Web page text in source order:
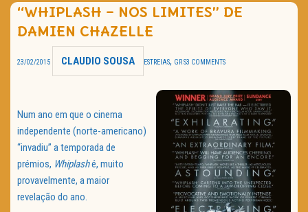
HOME CINEMA
NOTA PESSOAL
TRAILER DO DIA
“WHIPLASH – NOS LIMITES” DE
DAMIEN CHAZELLE
23/02/2015 CLAUDIO SOUSA ESTREIAS, GR S3 COMMENTS
Num ano em que o cinema
independente (norte-americano)
“invadiu” a temporada de
prémios, Whiplashé, muito
provavelmente, a maior
revelação do ano.